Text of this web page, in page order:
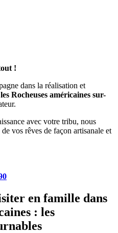
!
dans la réalisation et
Rocheuses américaines sur-
avec votre tribu, nous
vos rêves de façon artisanale et
en famille dans
: les